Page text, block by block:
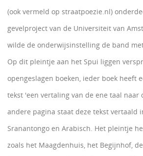
(ook vermeld op straatpoezie.nl)
gevelproject van de Universiteit van
wilde de onderwijsinstelling de band
Op dit pleintje aan het Spui liggen
opengeslagen boeken, ieder boek heeft
tekst 'een vertaling van de ene taal naar
andere pagina staat deze tekst vertaald
Sranantongo en Arabisch. Het pleintje
zoals het Maagdenhuis, het Begijnhof,